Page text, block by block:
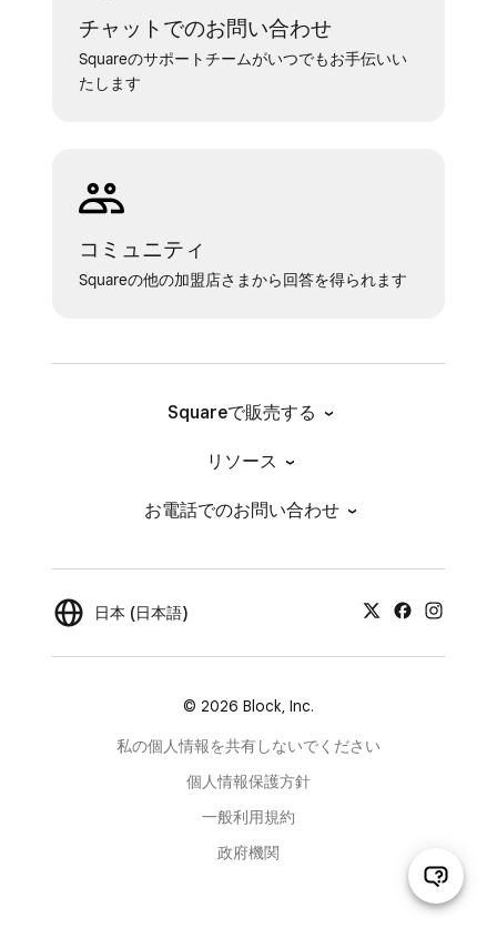
チャットでのお問い合わせ
Squareのサポートチームがいつでもお手伝いい
たします
コミュニティ
Squareの他の加盟店さまから回答を得られます
Squareで販売する
リソース
お電話でのお問い合わせ
日本 (日本語)
© 2026 Block, Inc.
私の個人情報を共有しないでください
個人情報保護方針
一般利用規約
政府機関